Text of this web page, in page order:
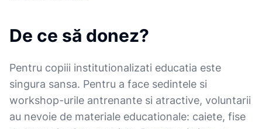
De ce să donez?
Pentru copiii institutionalizati educatia este
singura sansa. Pentru a face sedintele si
workshop-urile antrenante si atractive, voluntarii
au nevoie de materiale educationale: caiete, fise